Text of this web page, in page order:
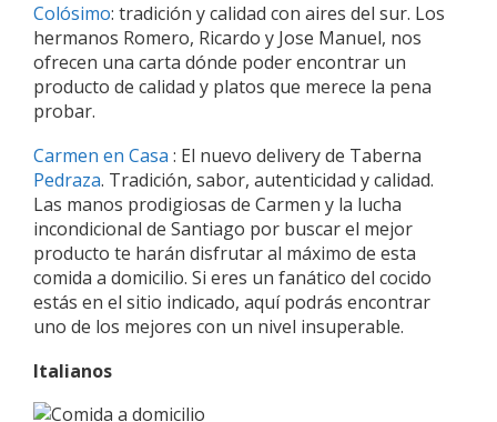
Colósimo: tradición y calidad con aires del sur. Los
hermanos Romero, Ricardo y Jose Manuel, nos
ofrecen una carta dónde poder encontrar un
producto de calidad y platos que merece la pena
probar.
Carmen en Casa : El nuevo delivery de Taberna
Pedraza. Tradición, sabor, autenticidad y calidad.
Las manos prodigiosas de Carmen y la lucha
incondicional de Santiago por buscar el mejor
producto te harán disfrutar al máximo de esta
comida a domicilio. Si eres un fanático del cocido
estás en el sitio indicado, aquí podrás encontrar
uno de los mejores con un nivel insuperable.
Italianos